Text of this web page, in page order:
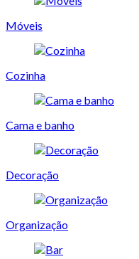
Móveis
Cozinha
Cama e banho
Decoração
Organização